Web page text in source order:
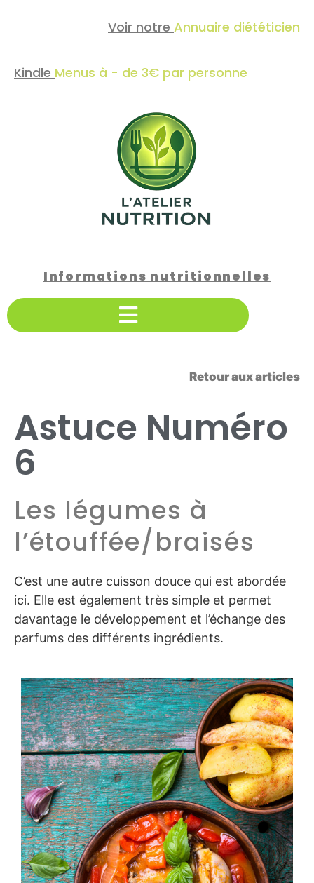
Voir notre Annuaire diététicien
Kindle Menus à - de 3€ par personne
Informations nutritionnelles
Retour aux articles
Astuce Numéro
6
Les légumes à
l’étouffée/braisés
C’est une autre cuisson douce qui est abordée
ici. Elle est également très simple et permet
davantage le développement et l’échange des
parfums des différents ingrédients.